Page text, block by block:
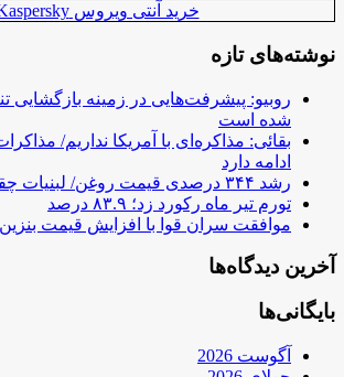
خرید آنتی ویروس Kaspersky
نوشته‌های تازه
روبیو: پیشرفت‌هایی در زمینه بازگشایی
شده است
بقائی: مذاکره‌ای با آمریکا نداریم/
ادامه دارد
رشد ۳۴۴ درصدی قیمت روغن/ لبنیات چقدر گران شد؟
تورم تیر ماه رکورد زد؛ ۸۳.۹ درصد
موافقت سران قوا با افزایش قیمت
آخرین دیدگاه‌ها
بایگانی‌ها
آگوست 2026